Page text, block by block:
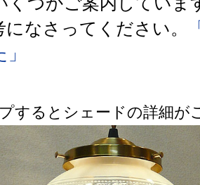
なさってください。
するとシェードの詳細が